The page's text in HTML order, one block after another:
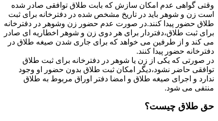
وقتی گواهی عدم امکان سازش که بابت طلاق توافقی صادر شده
است زن و شوهر باید در تاریخ مشخص شده در دفترخانه برای ثبت
طلاق حضور پیدا کنند.در صورت عدم حضور زن وشوهر در دفترخانه
برای ثبت طلاق،دفتردار برای هر دوی زن و شوهر اخطاریه ای صادر
می کند و از طرفین می خواهد که برای جاری شدن صیغه طلاق در
دفترخانه حضور پیدا کنند.
در صورتی که یکی از زن یا شوهر در دفترخانه برای ثبت طلاق
توافقی حاضر نشود،دیگر امکان ثبت طلاق بدون حضور او وجود
ندارد و اجرای صیغه طلاق و امضا دفتر اوراق مربوط به طلاق
منتفی می شود.
حق طلاق چیست؟